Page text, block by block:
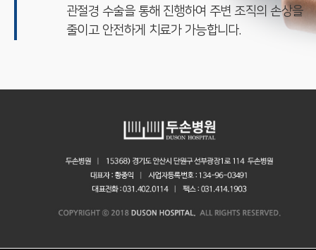
관절경 수술을 통해 진행하여 주변 조직의 손상을
줄이고 안전하게 치료가 가능합니다.